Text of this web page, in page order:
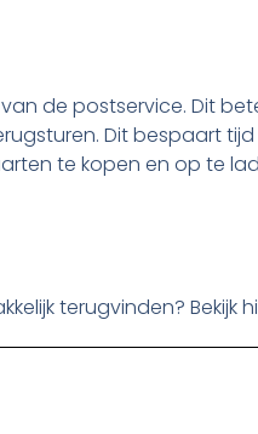
van de postservice. Dit
Dit bespaart
te kopen en op te
terugvinden? Bekijk